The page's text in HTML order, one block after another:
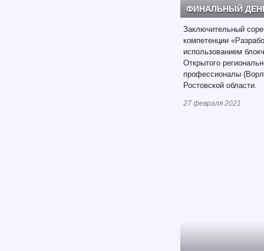
ФИНАЛЬНЫЙ
Заключительный
компетенции
использованием
Открытого
профессионалы
Ростовской области.
27 февраля 2021